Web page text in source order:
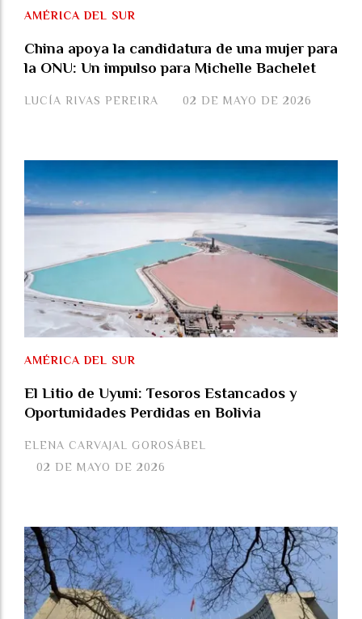
China apoya la candidatura de una mujer para
la ONU: Un impulso para Michelle Bachelet
LUCÍA RIVAS PEREIRA
AMÉRICA DEL SUR
02 DE MAYO DE 2026
El Litio de Uyuni: Tesoros Estancados y
Oportunidades Perdidas en Bolivia
ELENA CARVAJAL GOROSÁBEL
AMÉRICA DEL SUR
02 DE MAYO DE 2026